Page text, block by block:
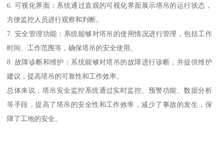
6. 可视化界面：系统通过直观的可视化界面展示塔吊的运行状态，
方便监控人员进行观察和判断。
7. 安全管理功能：系统能够对塔吊的使用情况进行管理，包括工作
时间、工作范围等，确保塔吊的安全使用。
8. 故障诊断和维护：系统能够对塔吊的故障进行诊断，并提供维护
建议，提高塔吊的可靠性和工作效率。
总体来说，塔吊安全监控系统通过实时监控、预警功能、数据分析
等手段，提高了塔吊的安全性和工作效率，减少了事故的发生，保
障了工地的安全。